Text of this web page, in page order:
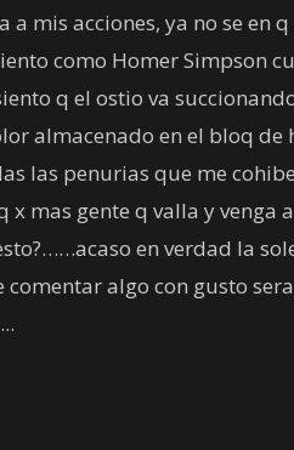
a mis acciones, ya no se en
como Homer Simpson
q el ostio va
almacenado en el bloq de
las penurias que me
x mas gente q valla y
en verdad la
algo con gusto